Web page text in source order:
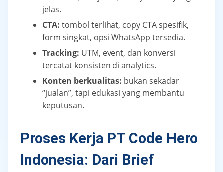
jelas.
CTA: tombol terlihat, copy CTA spesifik,
form singkat, opsi WhatsApp tersedia.
Tracking: UTM, event, dan konversi
tercatat konsisten di analytics.
Konten berkualitas: bukan sekadar
“jualan”, tapi edukasi yang membantu
keputusan.
Proses Kerja PT Code Hero
Indonesia: Dari Brief